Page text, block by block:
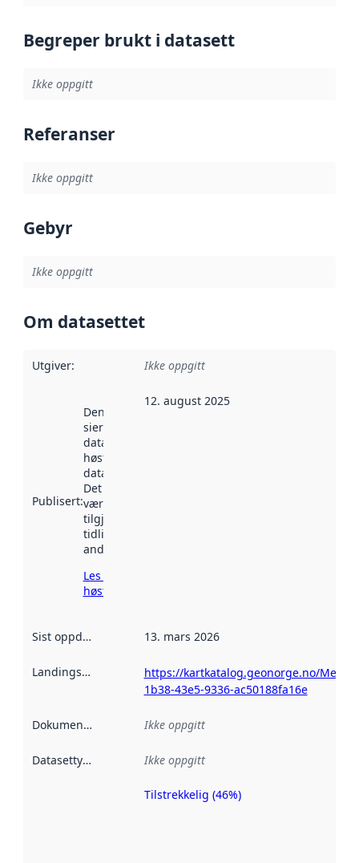
Begreper brukt i datasett
Ikke oppgitt
Referanser
Ikke oppgitt
Gebyr
Ikke oppgitt
Om datasettet
Utgiver: Ikke oppgitt
Publisert:
Denne datoen
sier når
datasettet ble
høstet av
data.norge.no.
Det kan ha
vært
tilgjengelig
tidligere
andre steder.
Les mer om
høsting her
12. august 2025
Sist oppdatert 13. mars 2026
Landingsside
https://kartkatalog.geonorge.no/
1b38-43e5-9336-ac50188fa16e
Dokumentasjon Ikke oppgitt
Datasettype Ikke oppgitt
Metadatakvalitet
Tilstrekkelig (46%)